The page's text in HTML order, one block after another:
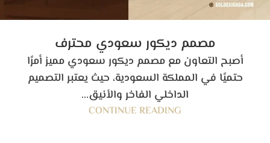
مصمم ديكور سعودي محترف
أصبح التعاون مع مصمم ديكور سعودي مميز أمرًا
حتميًا في المملكة السعودية، حيث يعتبر التصميم
الداخلي الفاخر والأنيق...
CONTINUE READING